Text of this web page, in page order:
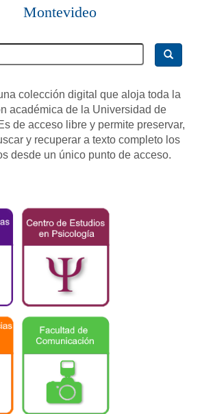
Montevideo
colección digital que aloja toda la
académica de la Universidad de
de acceso libre y permite preservar,
y recuperar a texto completo los
desde un único punto de acceso.